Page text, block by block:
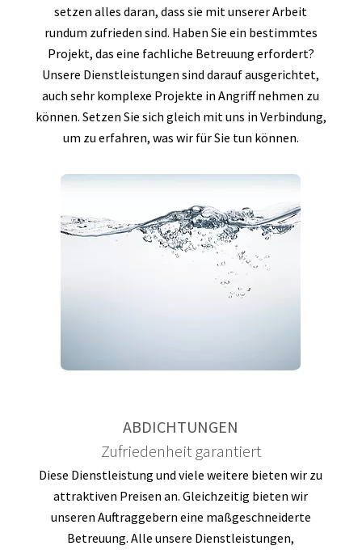
setzen alles daran, dass sie mit unserer Arbeit
rundum zufrieden sind. Haben Sie ein bestimmtes
Projekt, das eine fachliche Betreuung erfordert?
Unsere Dienstleistungen sind darauf ausgerichtet,
auch sehr komplexe Projekte in Angriff nehmen zu
können. Setzen Sie sich gleich mit uns in Verbindung,
um zu erfahren, was wir für Sie tun können.
ABDICHTUNGEN
Zufriedenheit garantiert
Diese Dienstleistung und viele weitere bieten wir zu
attraktiven Preisen an. Gleichzeitig bieten wir
unseren Auftraggebern eine maßgeschneiderte
Betreuung. Alle unsere Dienstleistungen,